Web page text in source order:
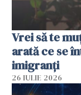
Vrei să te
arată ce se
imigranți
26 IULIE 2026